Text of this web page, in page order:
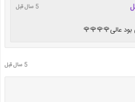
5 سال قبل
بود عالی🌹🌹🌹🌹
5 سال قبل